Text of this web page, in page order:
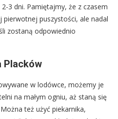
3 dni. Pamiętajmy, że z czasem
puszystości, ale nadal
zostaną odpowiednio
Placków
w lodówce, możemy je
na małym ogniu, aż staną się
też użyć piekarnika,